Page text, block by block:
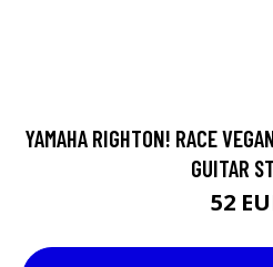
YAMAHA RIGHTON! RACE
GUITAR
52